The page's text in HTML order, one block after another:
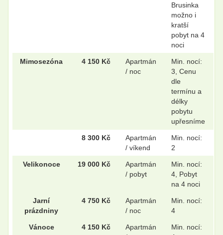
Brusinka
možno i
kratší
pobyt na 4
noci
Mimosezóna 4 150 Kč
Apartmán
/ noc
Min. nocí:
3, Cenu
dle
termínu a
délky
pobytu
upřesníme
8 300 Kč
Apartmán
/ víkend
Min. nocí:
2
Velikonoce 19 000 Kč
Apartmán
/ pobyt
Min. nocí:
4, Pobyt
na 4 noci
Jarní
prázdniny
4 750 Kč
Apartmán
/ noc
Min. nocí:
4
Vánoce 4 150 Kč
Apartmán
Min. nocí: